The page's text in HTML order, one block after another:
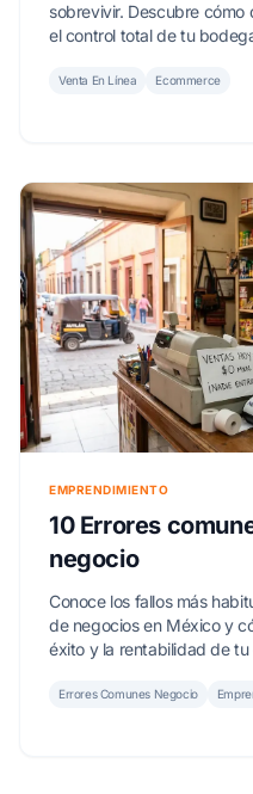
sobrevivir. Descubre
el control total de tu
Venta En Línea Ecommerce
EMPRENDIMIENTO
10 Errores
negocio
Conoce los fallos más
de negocios en México y
éxito y la rentabilidad de
Errores Comunes Negocio